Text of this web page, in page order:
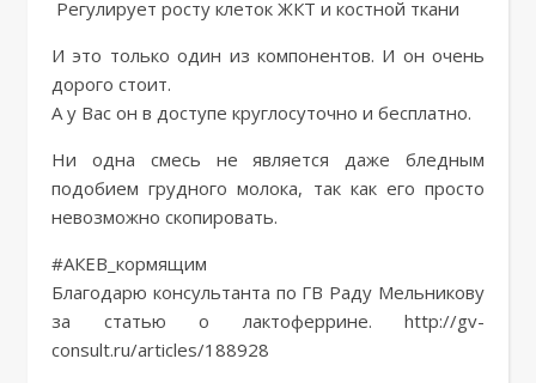
Регулирует росту клеток ЖКТ и костной ткани
И это только один из компонентов. И он очень
дорого стоит.
А у Вас он в доступе круглосуточно и бесплатно.
Ни одна смесь не является даже бледным
подобием грудного молока, так как его просто
невозможно скопировать.
#АКЕВ_кормящим
Благодарю консультанта по ГВ Раду Мельникову
за статью о лактоферрине. http://gv-
consult.ru/articles/188928